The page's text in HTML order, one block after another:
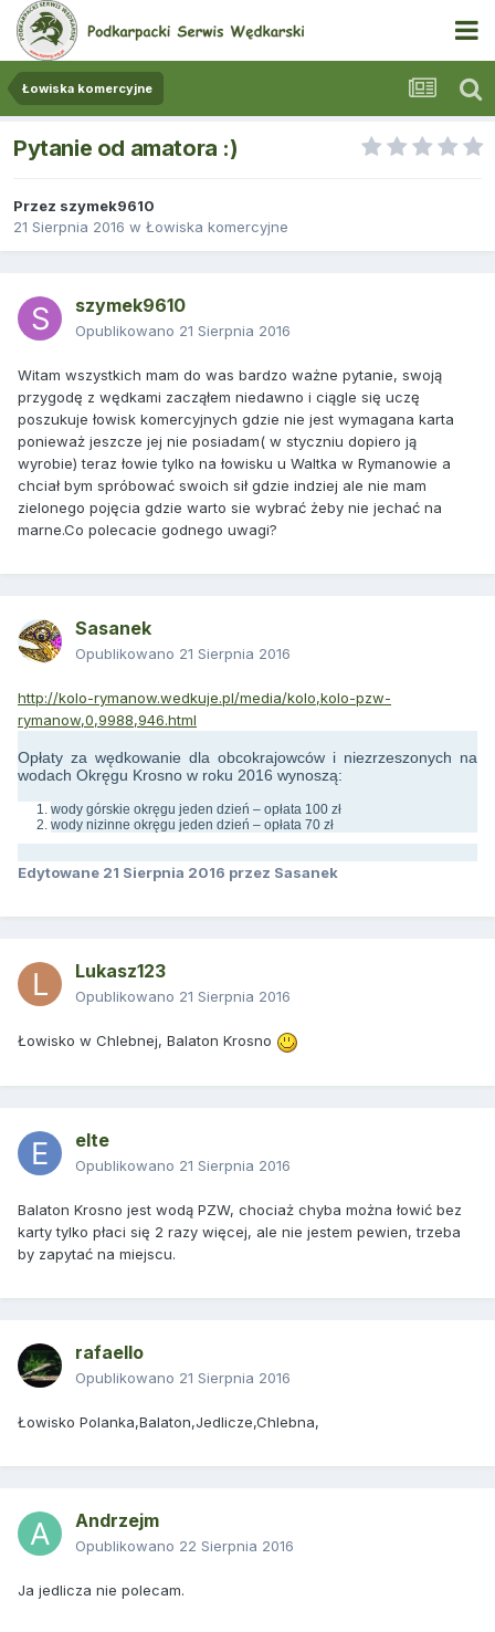
Łowiska komercyjne
Pytanie od amatora :)
Przez szymek9610
21 Sierpnia 2016 w Łowiska komercyjne
szymek9610
Opublikowano 21 Sierpnia 2016
Witam wszystkich mam do was bardzo ważne pytanie, swoją
przygodę z wędkami zacząłem niedawno i ciągle się uczę
poszukuje łowisk komercyjnych gdzie nie jest wymagana karta
ponieważ jeszcze jej nie posiadam( w styczniu dopiero ją
wyrobie) teraz łowie tylko na łowisku u Waltka w Rymanowie a
chciał bym spróbować swoich sił gdzie indziej ale nie mam
zielonego pojęcia gdzie warto sie wybrać żeby nie jechać na
marne.Co polecacie godnego uwagi?
Sasanek
Opublikowano 21 Sierpnia 2016
http://kolo-rymanow.wedkuje.pl/media/kolo,kolo-pzw-
rymanow,0,9988,946.html
Opłaty za wędkowanie dla obcokrajowców i niezrzeszonych na
wodach Okręgu Krosno w roku 2016 wynoszą:
wody górskie okręgu jeden dzień – opłata 100 zł
wody nizinne okręgu jeden dzień – opłata 70 zł
Edytowane 21 Sierpnia 2016 przez Sasanek
Lukasz123
Opublikowano 21 Sierpnia 2016
Łowisko w Chlebnej, Balaton Krosno
elte
Opublikowano 21 Sierpnia 2016
Balaton Krosno jest wodą PZW, chociaż chyba można łowić bez
karty tylko płaci się 2 razy więcej, ale nie jestem pewien, trzeba
by zapytać na miejscu.
rafaello
Opublikowano 21 Sierpnia 2016
Łowisko Polanka,Balaton,Jedlicze,Chlebna,
Andrzejm
Opublikowano 22 Sierpnia 2016
Ja jedlicza nie polecam.